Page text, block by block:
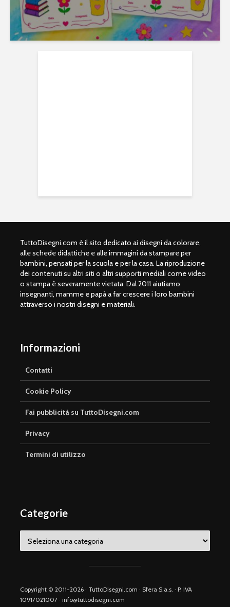
TuttoDisegni.com è il sito dedicato ai disegni da colorare,
alle schede didattiche e alle immagini da stampare per
bambini, pensati per la scuola e per la casa. La riproduzione
dei contenuti su altri siti o altri supporti mediali come video
o stampa è severamente vietata. Dal 2011 aiutiamo
insegnanti, mamme e papà a far crescere i loro bambini
attraverso i nostri disegni e materiali.
Informazioni
Contatti
Cookie Policy
Fai pubblicità su TuttoDisegni.com
Privacy
Termini di utilizzo
Categorie
Copyright © 2011-2026 · TuttoDisegni.com · Sfera S.a.s. · P. IVA
10917021007 · info@tuttodisegni.com